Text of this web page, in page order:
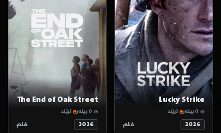
Lucky Strike
0 بینەر ترێند
2026 فلم
The End of Oak Street
0 بینەر ترێند
2026 فلم